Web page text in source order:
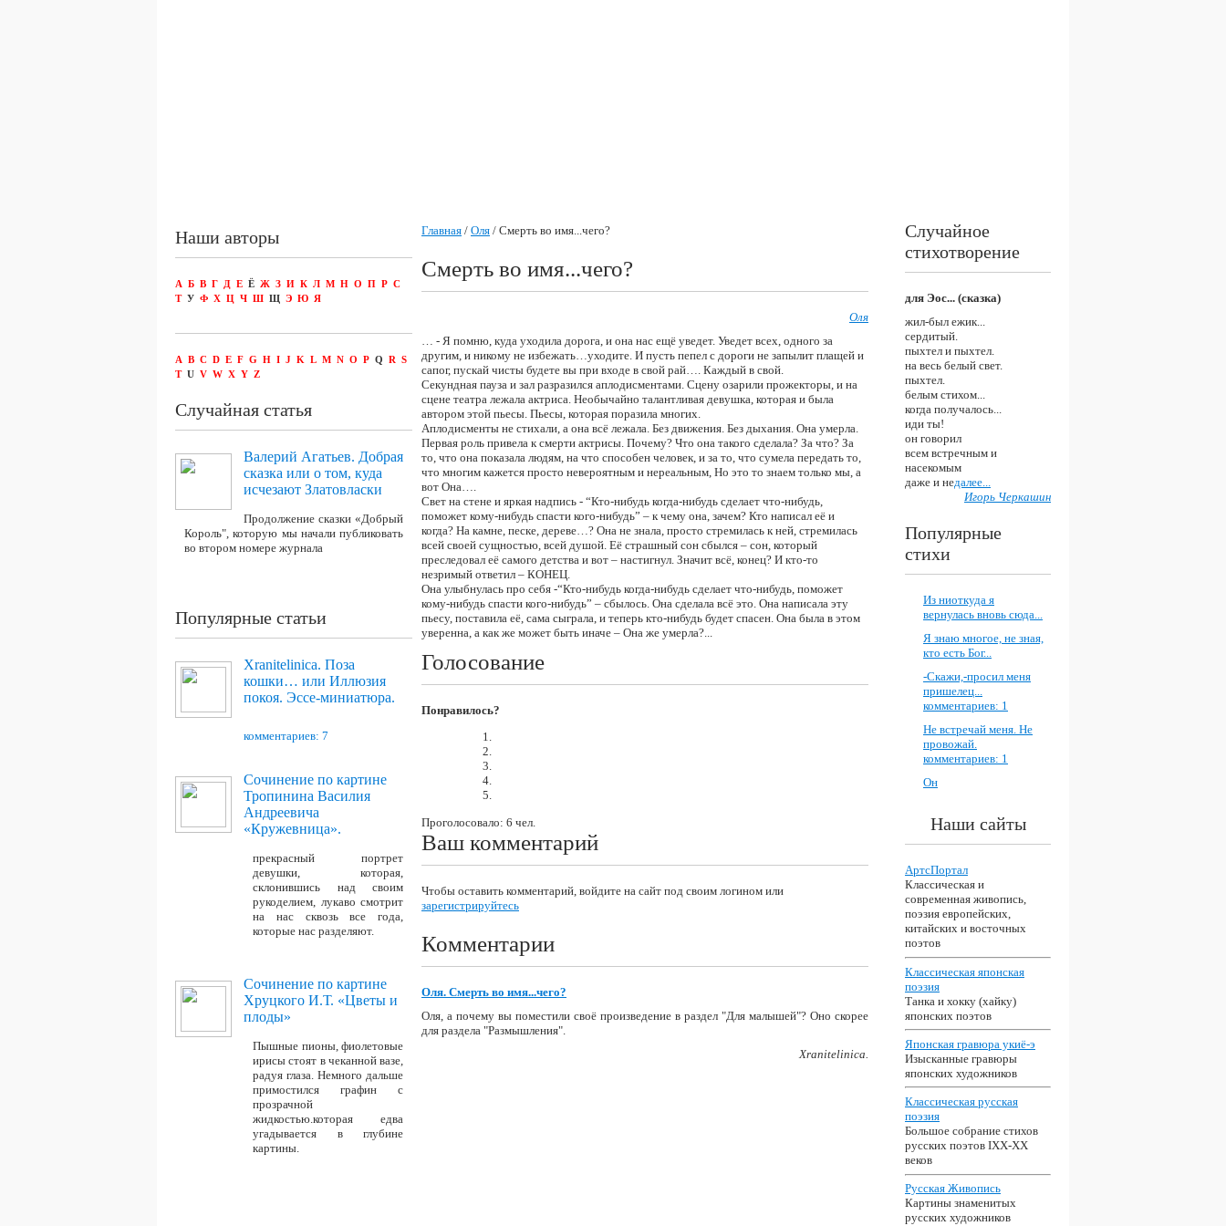
Главная / Оля / Смерть во имя...чего?
Смерть во имя...чего?
Оля
… - Я помню, куда уходила дорога, и она нас ещё уведет. Уведет всех, одного за
другим, и никому не избежать…уходите. И пусть пепел с дороги не запылит плащей и
сапог, пускай чисты будете вы при входе в свой рай…. Каждый в свой.
Секундная пауза и зал разразился аплодисментами. Сцену озарили прожекторы, и на
сцене театра лежала актриса. Необычайно талантливая девушка, которая и была
автором этой пьесы. Пьесы, которая поразила многих.
Аплодисменты не стихали, а она всё лежала. Без движения. Без дыхания. Она умерла.
Первая роль привела к смерти актрисы. Почему? Что она такого сделала? За что? За
то, что она показала людям, на что способен человек, и за то, что сумела передать то,
что многим кажется просто невероятным и нереальным, Но это то знаем только мы, а
вот Она….
Свет на стене и яркая надпись - “Кто-нибудь когда-нибудь сделает что-нибудь,
поможет кому-нибудь спасти кого-нибудь” – к чему она, зачем? Кто написал её и
когда? На камне, песке, дереве…? Она не знала, просто стремилась к ней, стремилась
всей своей сущностью, всей душой. Её страшный сон сбылся – сон, который
преследовал её самого детства и вот – настигнул. Значит всё, конец? И кто-то
незримый ответил – КОНЕЦ.
Она улыбнулась про себя -“Кто-нибудь когда-нибудь сделает что-нибудь, поможет
кому-нибудь спасти кого-нибудь” – сбылось. Она сделала всё это. Она написала эту
пьесу, поставила её, сама сыграла, и теперь кто-нибудь будет спасен. Она была в этом
уверенна, а как же может быть иначе – Она же умерла?...
Голосование
Понравилось?
Проголосовало: 6 чел.
Ваш комментарий
Чтобы оставить комментарий, войдите на сайт под своим логином или
зарегистрируйтесь
Комментарии
Оля. Смерть во имя...чего?
Оля, а почему вы поместили своё произведение в раздел "Для малышей"? Оно скорее
для раздела "Размышления".
Xranitelinica.
Наши авторы
А Б В Г Д Е Ё Ж З И К Л М Н О П Р С
Т У Ф Х Ц Ч Ш Щ Э Ю Я
A B C D E F G H I J K L M N O P Q R S
T U V W X Y Z
Случайная статья
Валерий Агатьев. Добрая
сказка или о том, куда
исчезают Златовласки
Продолжение сказки «Добрый
Король", которую мы начали публиковать
во втором номере журнала
Популярные статьи
Xranitelinica. Поза
кошки… или Иллюзия
покоя. Эссе-миниатюра.
комментариев: 7
Сочинение по картине
Тропинина Василия
Андреевича
«Кружевница».
прекрасный портрет
девушки, которая,
склонившись над своим
рукоделием, лукаво смотрит
на нас сквозь все года,
которые нас разделяют.
Сочинение по картине
Хруцкого И.Т. «Цветы и
плоды»
Пышные пионы, фиолетовые
ирисы стоят в чеканной вазе,
радуя глаза. Немного дальше
примостился графин с
прозрачной
жидкостью.которая едва
угадывается в глубине
картины.
Случайное
стихотворение
для Эос... (сказка)
жил-был ежик...
сердитый.
пыхтел и пыхтел.
на весь белый свет.
пыхтел.
белым стихом...
когда получалось...
иди ты!
он говорил
всем встречным и
насекомым
даже и недалее...
Игорь Черкашин
Популярные
стихи
Из ниоткуда я
вернулась вновь сюда...
Я знаю многое, не зная,
кто есть Бог...
-Скажи,-просил меня
пришелец...
комментариев: 1
Не встречай меня. Не
провожай.
комментариев: 1
Он
Наши сайты
АртсПортал
Классическая и
современная живопись,
поэзия европейских,
китайских и восточных
поэтов
Классическая японская
поэзия
Танка и хокку (хайку)
японских поэтов
Японская гравюра укиё-э
Изысканные гравюры
японских художников
Классическая русская
поэзия
Большое собрание стихов
русских поэтов IXX-XX
веков
Русская Живопись
Картины знаменитых
русских художников